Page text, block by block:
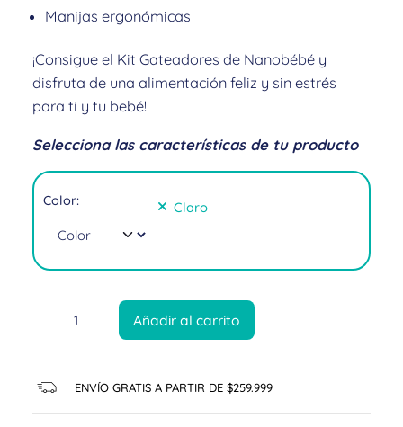
Manijas ergonómicas
¡Consigue el Kit Gateadores de Nanobébé y
disfruta de una alimentación feliz y sin estrés
para ti y tu bebé!
Selecciona las características de tu producto
Color: Claro
Añadir al carrito
ENVÍO GRATIS A PARTIR DE $259.999